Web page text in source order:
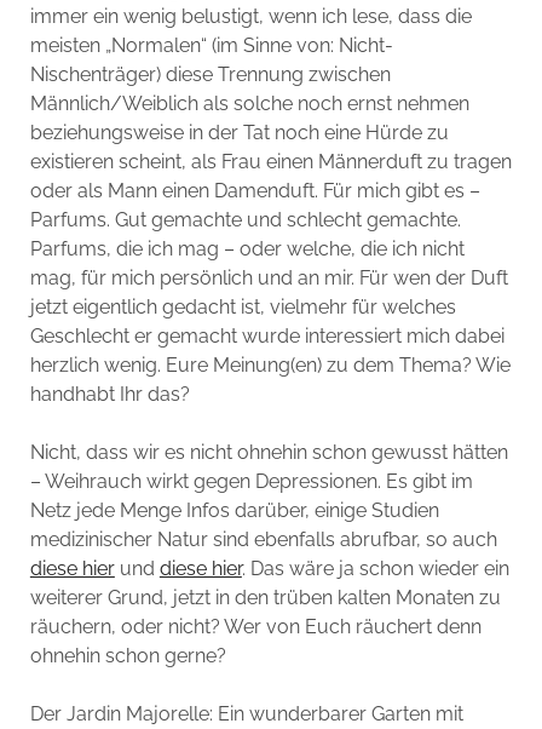
immer ein wenig belustigt, wenn ich lese, dass die
meisten „Normalen“ (im Sinne von: Nicht-
Nischenträger) diese Trennung zwischen
Männlich/Weiblich als solche noch ernst nehmen
beziehungsweise in der Tat noch eine Hürde zu
existieren scheint, als Frau einen Männerduft zu tragen
oder als Mann einen Damenduft. Für mich gibt es –
Parfums. Gut gemachte und schlecht gemachte.
Parfums, die ich mag – oder welche, die ich nicht
mag, für mich persönlich und an mir. Für wen der Duft
jetzt eigentlich gedacht ist, vielmehr für welches
Geschlecht er gemacht wurde interessiert mich dabei
herzlich wenig. Eure Meinung(en) zu dem Thema? Wie
handhabt Ihr das?
Nicht, dass wir es nicht ohnehin schon gewusst hätten
– Weihrauch wirkt gegen Depressionen. Es gibt im
Netz jede Menge Infos darüber, einige Studien
medizinischer Natur sind ebenfalls abrufbar, so auch
diese hierund diese hier. Das wäre ja schon wieder ein
weiterer Grund, jetzt in den trüben kalten Monaten zu
räuchern, oder nicht? Wer von Euch räuchert denn
ohnehin schon gerne?
Der Jardin Majorelle: Ein wunderbarer Garten mit